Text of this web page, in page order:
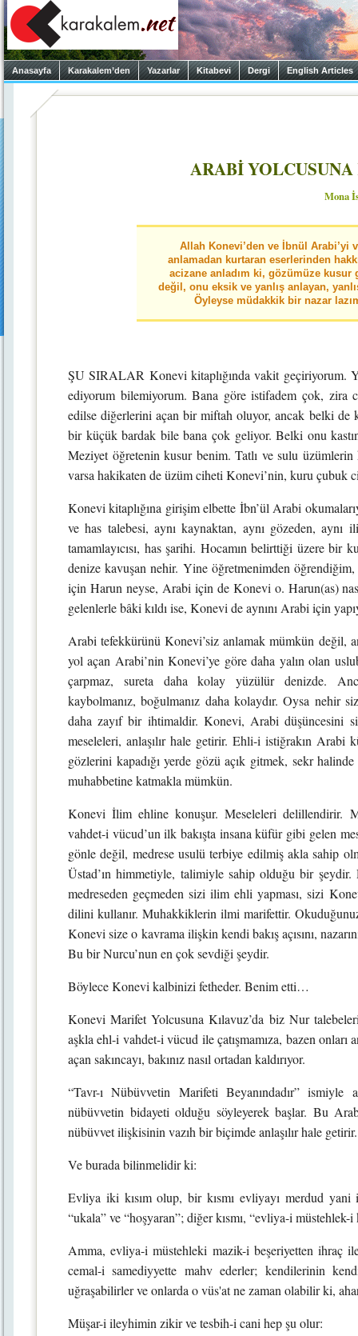
Anasayfa Karakalem’den Yazarlar Kitabevi Dergi English Articles
ARABİ
Mona
Allah Konevi’den ve İbnül Arabi’yi
anlamadan kurtaran eserlerinden
acizane anladım ki, gözümüze
değil, onu eksik ve yanlış anlayan,
Öyleyse müdakkik bir nazar
ŞU SIRALAR Konevi kitaplığında vakit geçiriyorum.
ediyorum bilemiyorum. Bana göre istifadem çok, zira
edilse diğerlerini açan bir miftah oluyor, ancak belki de
bir küçük bardak bile bana çok geliyor. Belki onu
Meziyet öğretenin kusur benim. Tatlı ve sulu
varsa hakikaten de üzüm ciheti Konevi’nin, kuru çubuk
Konevi kitaplığına girişim elbette İbn’ül Arabi
ve has talebesi, aynı kaynaktan, aynı gözeden,
tamamlayıcısı, has şarihi. Hocamın belirttiği üzere bir
denize kavuşan nehir. Yine öğretmenimden
için Harun neyse, Arabi için de Konevi o. Harun(as)
gelenlerle bâki kıldı ise, Konevi de aynını Arabi için
Arabi tefekkürünü Konevi’siz anlamak mümkün değil,
yol açan Arabi’nin Konevi’ye göre daha yalın olan
çarpmaz, sureta daha kolay yüzülür denizde.
kaybolmanız, boğulmanız daha kolaydır. Oysa nehir
daha zayıf bir ihtimaldir. Konevi, Arabi düşüncesini
meseleleri, anlaşılır hale getirir. Ehli-i istiğrakın Arabi
gözlerini kapadığı yerde gözü açık gitmek, sekr
muhabbetine katmakla mümkün.
Konevi İlim ehline konuşur. Meseleleri delillendirir.
vahdet-i vücud’un ilk bakışta insana küfür gibi gelen
gönle değil, medrese usulü terbiye edilmiş akla sahip
Üstad’ın himmetiyle, talimiyle sahip olduğu bir şeydir.
medreseden geçmeden sizi ilim ehli yapması, sizi
dilini kullanır. Muhakkiklerin ilmi marifettir.
Konevi size o kavrama ilişkin kendi bakış açısını,
Bu bir Nurcu’nun en çok sevdiği şeydir.
Böylece Konevi kalbinizi fetheder. Benim etti…
Konevi Marifet Yolcusuna Kılavuz’da biz Nur
aşkla ehl-i vahdet-i vücud ile çatışmamıza, bazen onları
açan sakıncayı, bakınız nasıl ortadan kaldırıyor.
“Tavr-ı Nübüvvetin Marifeti Beyanındadır” ismiyle
nübüvvetin bidayeti olduğu söyleyerek başlar. Bu
nübüvvet ilişkisinin vazıh bir biçimde anlaşılır hale getirir.
Ve burada bilinmelidir ki:
Evliya iki kısım olup, bir kısmı evliyayı merdud
“ukala” ve “hoşyaran”; diğer kısmı, “evliya-i müstehlek-
Amma, evliya-i müstehleki mazik-i beşeriyetten ihraç
cemal-i samediyyette mahv ederler; kendilerinin
uğraşabilirler ve onlarda o vüs'at ne zaman olabilir ki,
Müşar-i ileyhimin zikir ve tesbih-i cani hep şu olur: